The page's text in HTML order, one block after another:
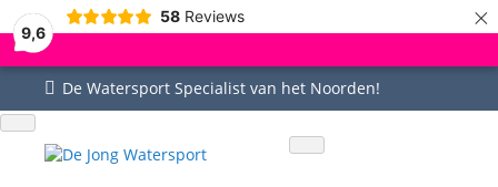
9,6
58 Reviews ×
De Watersport Specialist van het Noorden!
Uitstekende service